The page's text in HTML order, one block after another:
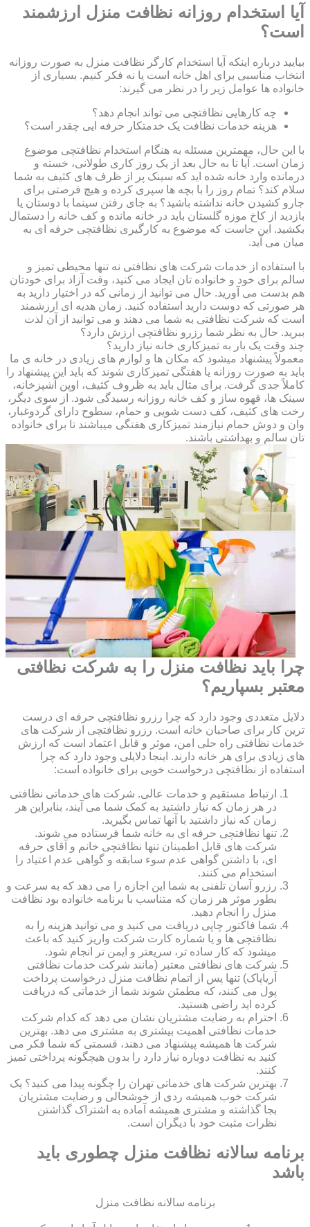
آیا استخدام روزانه نظافت منزل ارزشمند
است؟
بیایید درباره اینکه آیا استخدام کارگر نظافت منزل به صورت روزانه
انتخاب مناسبی برای اهل خانه است یا نه فکر کنیم. بسیاری از
خانواده ها عوامل زیر را در نظر می گیرند:
چه کارهایی نظافتچی می تواند انجام دهد؟
هزینه خدمات نظافت یک خدمتکار حرفه ایی چقدر است؟
با این حال، مهمترین مسئله به هنگام استخدام نظافتچی موضوع
زمان است. آیا تا به حال بعد از یک روز کاری طولانی، خسته و
درمانده وارد خانه شده اید که سینک پر از ظرف های کثیف به شما
سلام کند؟ تمام روز را با بچه ها سپری کرده و هیچ فرصتی برای
جارو کشیدن خانه نداشته باشید؟ به جای رفتن سینما با دوستان یا
بازدید از کاخ موزه گلستان باید در خانه مانده و کف خانه را دستمال
بکشید. این جاست که موضوع به کارگیری نظافتچی حرفه ای به
میان می آید.
با استفاده از خدمات شرکت های نظافتی نه تنها محیطی تمیز و
سالم برای خود و خانواده تان ایجاد می کنید، وقت آزاد برای خودتان
هم بدست می آورید. حال می توانید از زمانی که در اختیار دارید به
هر صورتی که دوست دارید استفاده کنید. زمان هدیه ای ارزشمند
است که شرکت نظافتی به شما می دهند و می توانید از آن لذت
ببرید. حال به نظر شما رزرو نظافتچی ارزش دارد؟
چند وقت یک بار به تمیزکاری خانه نیاز دارید؟
معمولاً پیشنهاد میشود که مکان ها و لوازم های زیادی در خانه ی ما
باید به صورت روزانه یا هفتگی تمیزکاری شوند که باید این پیشنهاد را
کاملاً جدی گرفت. برای مثال باید به ظروف کثیف، اوپن آشپزخانه،
سینک ها، قهوه ساز و کف خانه روزانه رسیدگی شود. از سوی دیگر،
رخت های کثیف، کف دست شویی و حمام، سطوح دارای گردوغبار،
وان و دوش حمام نیازمند تمیزکاری هفتگی میباشند تا برای خانواده
تان سالم و بهداشتی باشند.
چرا باید نظافت منزل را به شرکت نظافتی
معتبر بسپاریم؟
دلایل متعددی وجود دارد که چرا رزرو نظافتچی حرفه ای درست
ترین کار برای صاحبان خانه است. رزرو نظافتچی از شرکت های
خدمات نظافتی راه حلی امن، موثر و قابل اعتماد است که ارزش
های زیادی برای هر خانه دارند. اینجا دلایلی وجود دارد که چرا
استفاده از نظافتچی درخواست خوبی برای خانواده است:
ارتباط مستقیم و خدمات عالی. شرکت های خدماتی نظافتی
در هر زمان که نیاز داشتید به کمک شما می آیند، بنابراین هر
زمان که نیاز داشتید با آنها تماس بگیرید.
تنها نظافتچی حرفه ای به خانه شما فرستاده می شوند.
شرکت های قابل اطمینان تنها نظافتچی خانم و آقای حرفه
ای، با داشتن گواهی عدم سوء سابقه و گواهی عدم اعتیاد را
استخدام می کنند.
رزرو آسان تلفنی به شما این اجازه را می دهد که به سرعت و
بطور موثر هر زمان که متناسب با برنامه خانواده بود نظافت
منزل را انجام دهید.
شما فاکتور چاپی دریافت می کنید و می توانید هزینه را به
نظافتچی ها و یا شماره کارت شرکت واریز کنید که باعث
میشود که کار ساده تر، سریعتر و ایمن تر انجام شود.
شرکت های نظافتی معتبر (مانند شرکت خدمات نظافتی
آریاپاک) تنها پس از اتمام نظافت منزل درخواست پرداخت
پول می کنند، که مطمئن شوند شما از خدماتی که دریافت
کرده اید راضی هستید.
احترام به رضایت مشتریان نشان می دهد که کدام شرکت
خدمات نظافتی اهمیت بیشتری به مشتری می دهد. بهترین
شرکت ها همیشه پیشنهاد می دهند، قسمتی که شما فکر می
کنید به نظافت دوباره نیاز دارد را بدون هیچگونه پرداختی تمیز
کنند.
بهترین شرکت های خدماتی تهران را چگونه پیدا می کنید؟ یک
شرکت خوب همیشه ردی از خوشحالی و رضایت مشتریان
بجا گذاشته و مشتری همیشه آماده به اشتراک گذاشتن
نظرات مثبت خود با دیگران است.
برنامه سالانه نظافت منزل چطوری باید
باشد
برنامه سالانه نظافت منزل